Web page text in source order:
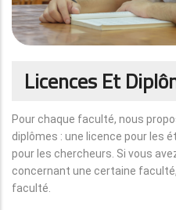
Licences Et
Pour chaque faculté, nous
diplômes : une licence pour les
pour les chercheurs. Si vous
concernant une certaine
faculté.